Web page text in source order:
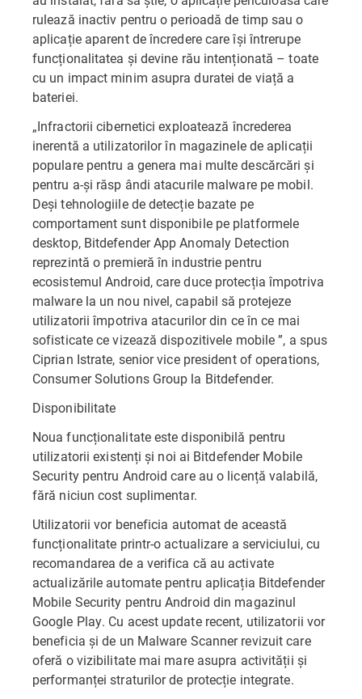
rulează inactiv pentru o perioadă de timp sau o
aplicație aparent de încredere care își întrerupe
funcționalitatea și devine rău intenționată – toate
cu un impact minim asupra duratei de viață a
bateriei.
„Infractorii cibernetici exploatează încrederea
inerentă a utilizatorilor în magazinele de aplicații
populare pentru a genera mai multe descărcări și
pentru a-și răsp ândi atacurile malware pe mobil.
Deși tehnologiile de detecție bazate pe
comportament sunt disponibile pe platformele
desktop, Bitdefender App Anomaly Detection
reprezintă o premieră în industrie pentru
ecosistemul Android, care duce protecția împotriva
malware la un nou nivel, capabil să protejeze
utilizatorii împotriva atacurilor din ce în ce mai
sofisticate ce vizează dispozitivele mobile ”, a spus
Ciprian Istrate, senior vice president of operations,
Consumer Solutions Group la Bitdefender.
Disponibilitate
Noua funcționalitate este disponibilă pentru
utilizatorii existenți și noi ai Bitdefender Mobile
Security pentru Android care au o licență valabilă,
fără niciun cost suplimentar.
Utilizatorii vor beneficia automat de această
funcționalitate printr-o actualizare a serviciului, cu
recomandarea de a verifica că au activate
actualizările automate pentru aplicația Bitdefender
Mobile Security pentru Android din magazinul
Google Play. Cu acest update recent, utilizatorii vor
beneficia și de un Malware Scanner revizuit care
oferă o vizibilitate mai mare asupra activității și
performanței straturilor de protecție integrate.